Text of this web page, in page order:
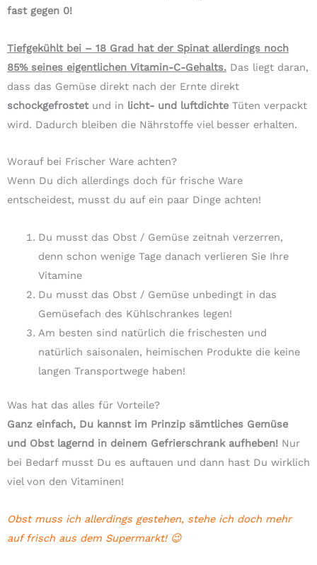
fast gegen 0!
Tiefgekühlt bei – 18 Grad hat der Spinat allerdings noch
85% seines eigentlichen Vitamin-C-Gehalts. Das liegt daran,
dass das Gemüse direkt nach der Ernte direkt
schockgefrostetund in licht- und luftdichte Tüten verpackt
wird. Dadurch bleiben die Nährstoffe viel besser erhalten.
Worauf bei Frischer Ware achten?
Wenn Du dich allerdings doch für frische Ware
entscheidest, musst du auf ein paar Dinge achten!
Du musst das Obst / Gemüse zeitnah verzerren,
denn schon wenige Tage danach verlieren Sie Ihre
Vitamine
Du musst das Obst / Gemüse unbedingt in das
Gemüsefach des Kühlschrankes legen!
Am besten sind natürlich die frischesten und
natürlich saisonalen, heimischen Produkte die keine
langen Transportwege haben!
Was hat das alles für Vorteile?
Ganz einfach, Du kannst im Prinzip sämtliches Gemüse
und Obst lagernd in deinem Gefrierschrank aufheben! Nur
bei Bedarf musst Du es auftauen und dann hast Du wirklich
viel von den Vitaminen!
Obst muss ich allerdings gestehen, stehe ich doch mehr
auf frisch aus dem Supermarkt! 😉